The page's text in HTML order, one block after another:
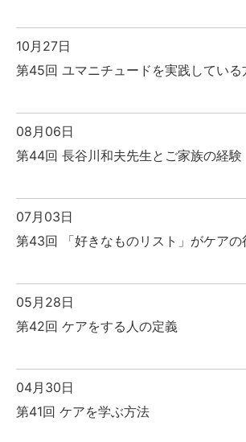
10月27日
第45回 ユマニチュードを実践している
08月06日
第44回 長谷川和夫先生とご家族の経験
07月03日
第43回 「好きなものリスト」がケアの
05月28日
第42回 ケアをする人の定義
04月30日
第41回 ケアを学ぶ方法